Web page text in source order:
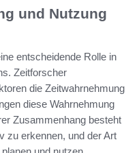
und Nutzung
entscheidende Rolle in
Zeitforscher
die Zeitwahrnehmung
diese Wahrnehmung
Zusammenhang besteht
zu erkennen, und der Art